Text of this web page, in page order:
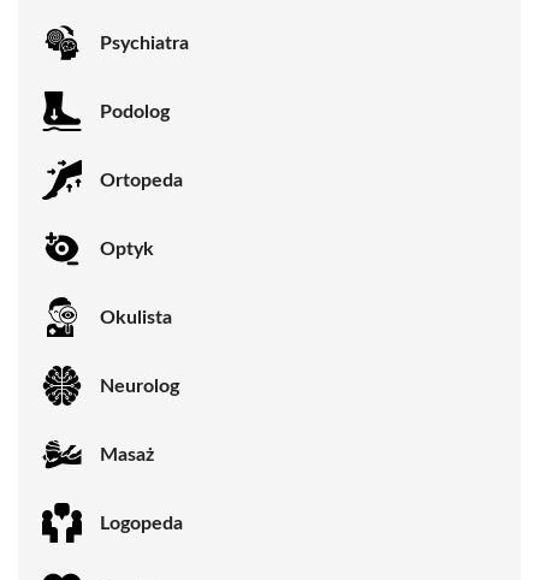
Psychiatra
Podolog
Ortopeda
Optyk
Okulista
Neurolog
Masaż
Logopeda